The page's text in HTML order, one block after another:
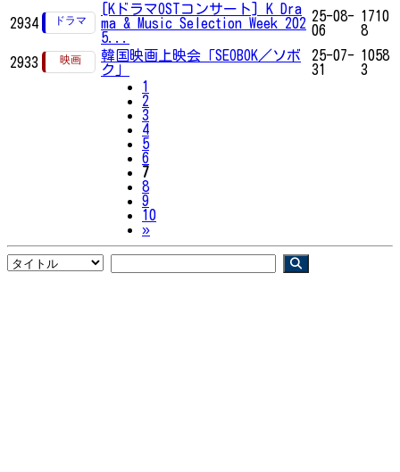
2934
[KドラマOSTコンサート] K Dra
ma & Music Selection Week 202
5...
25-08-
06
1710
8
2933
韓国映画上映会「SEOBOK／ソボ
ク」
25-07-
31
1058
3
1
2
3
4
5
6
7
8
9
10
»Next